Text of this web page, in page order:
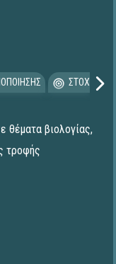
θέματα βιολογίας,
τροφής